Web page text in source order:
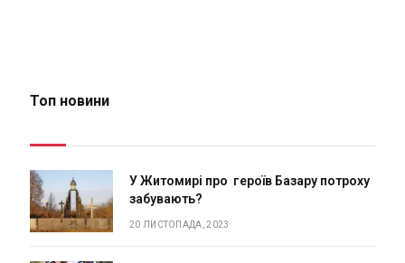
Топ новини
У Житомирі про героїв Базару потроху
забувають?
20 ЛИСТОПАДА, 2023